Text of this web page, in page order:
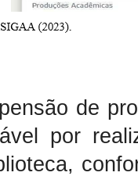
de
por